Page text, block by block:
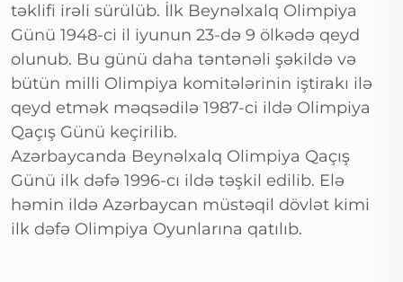
təklifi irəli sürülüb. İlk Beynəlxalq Olimpiya
Günü 1948-ci il iyunun 23-də 9 ölkədə qeyd
olunub. Bu günü daha təntənəli şəkildə və
bütün milli Olimpiya komitələrinin iştirakı ilə
qeyd etmək məqsədilə 1987-ci ildə Olimpiya
Qaçış Günü keçirilib.
Azərbaycanda Beynəlxalq Olimpiya Qaçış
Günü ilk dəfə 1996-cı ildə təşkil edilib. Elə
həmin ildə Azərbaycan müstəqil dövlət kimi
ilk dəfə Olimpiya Oyunlarına qatılıb.